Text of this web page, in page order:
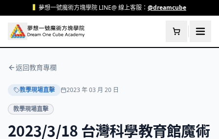
跳至主要內容夢想一號魔術方塊學院 LINE@ 線上客服： @dreamcube
返回教育專欄
教學現場直擊 2023 年 03 月 20 日
教學現場直擊
2023/3/18 台灣科學教育館魔術